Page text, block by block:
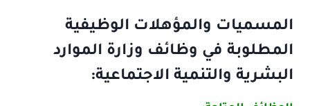
المسميات والمؤهلات الوظيفية
المطلوبة في وظائف وزارة الموارد
البشرية والتنمية الاجتماعية: